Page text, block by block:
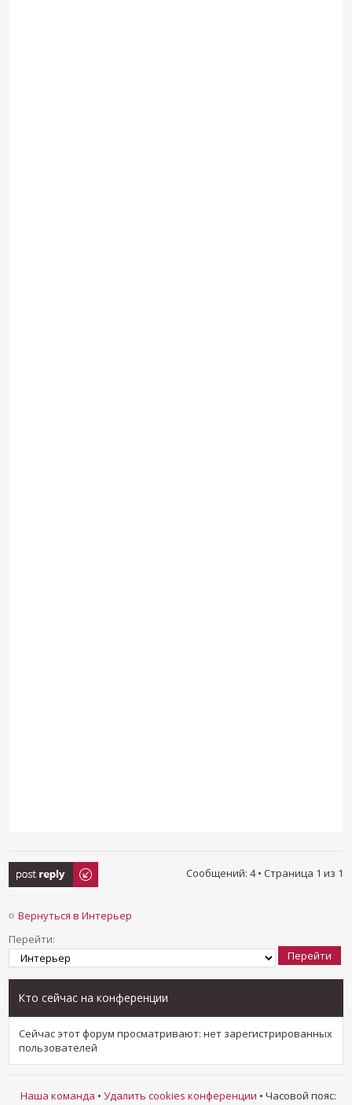
Ответить Сообщений: 4 • Страница 1 из 1
Вернуться в Интерьер
Перейти:
Кто сейчас на конференции
Сейчас этот форум просматривают: нет зарегистрированных
пользователей
Наша команда • Удалить cookies конференции • Часовой пояс: